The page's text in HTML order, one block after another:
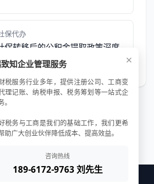
保代办
保转移后的公积金提取政策深度
×
知企业管理服务
税服务行业多年，提供注册公司、工商变
理记账、纳税申报、税务筹划等一站式企
。
税务与工商是我们的基础工作，我们更希
助广大创业伙伴降低成本、提高效益。
咨询热线
189-6172-9763 刘先生